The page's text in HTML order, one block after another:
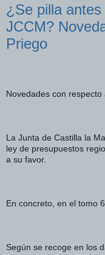
¿Se pilla
JCCM?
Priego
Novedades con
La Junta de Castilla la
ley de presupuestos
a su favor.
En concreto, en el tomo
Según se recoge en los